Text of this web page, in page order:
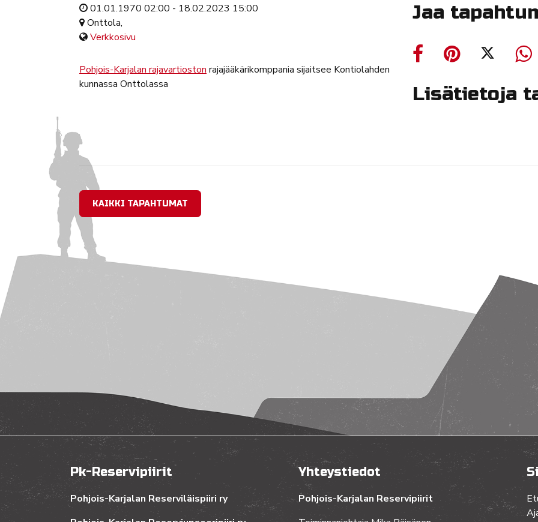
01.01.1970 02:00 - 18.02.2023 15:00
Onttola,
Verkkosivu
Pohjois-Karjalan rajavartioston rajajääkärikomppania sijaitsee Kontiolahden
kunnassa Onttolassa
Jaa
Lisätietoja
KAIKKI TAPAHTUMAT
Pk-Reservipiirit
Pohjois-Karjalan Reserviläispiiri ry
Yhteystiedot
Pohjois-Karjalan Reservipiirit